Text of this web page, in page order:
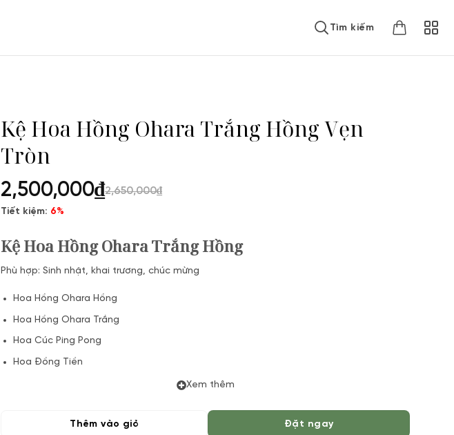
Tìm kiếm
Kệ Hoa Hồng Ohara Trắng Hồng Vẹn
Tròn
2,500,000₫2,650,000₫
Tiết kiệm: 6%
Kệ Hoa Hồng Ohara Trắng Hồng
Phù hợp: Sinh nhật, khai trương, chúc mừng
Hoa Hồng Ohara Hồng
Hoa Hồng Ohara Trắng
Hoa Cúc Ping Pong
Hoa Đồng Tiền
(*) Đơn hàng cần đặt trước 04 Tiếng để chuẩn bị Hoa Tươi theo màu tốt nhất cho bạn,
Hoa phụ có thể thay đổi theo Mùa vụ. Vườn Hoa Tươi đảm bảo phong cách cắm, tone
Xem thêm
Thêm vào giỏ Đặt ngay